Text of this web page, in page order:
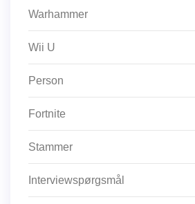
Warhammer
Wii U
Person
Fortnite
Stammer
Interviewspørgsmål